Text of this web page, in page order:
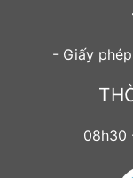
- Giấy
08h30